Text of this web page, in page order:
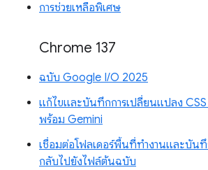
การช่วยเหลือพิเศษ
Chrome 137
ฉบับ Google I/O 2025
แก้ไขและบันทึกการเปลี่ยนแปลง
พร้อม Gemini
เชื่อมต่อโฟลเดอร์พื้นที่ทำงานและบัน
กลับไปยังไฟล์ต้นฉบับ